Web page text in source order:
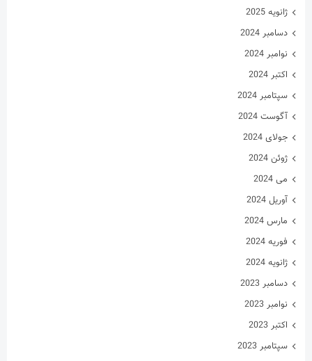
ژانویه 2025
دسامبر 2024
نوامبر 2024
اکتبر 2024
سپتامبر 2024
آگوست 2024
جولای 2024
ژوئن 2024
می 2024
آوریل 2024
مارس 2024
فوریه 2024
ژانویه 2024
دسامبر 2023
نوامبر 2023
اکتبر 2023
سپتامبر 2023